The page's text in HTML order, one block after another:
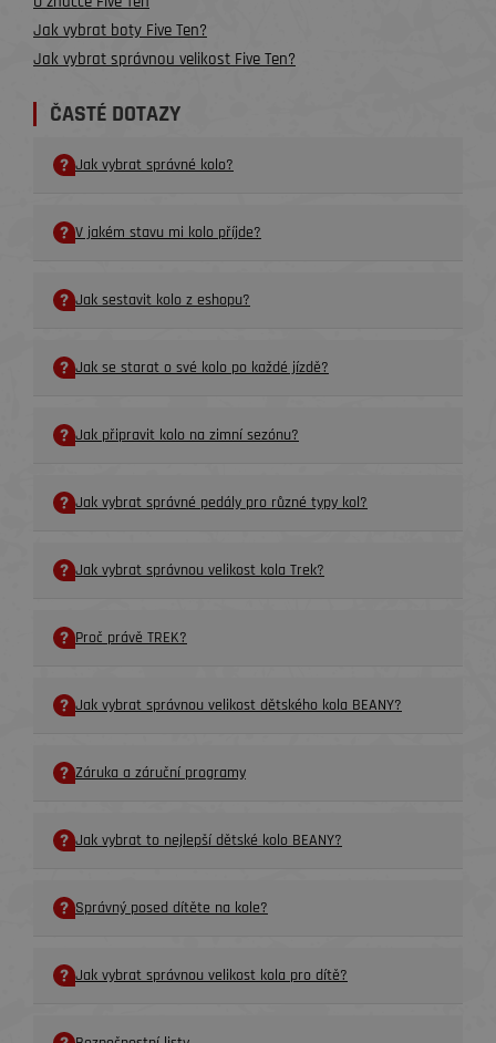
Jak vybrat boty Five Ten?
Jak vybrat správnou velikost Five Ten?
ČASTÉ DOTAZY
Jak vybrat správné kolo?
V jakém stavu mi kolo příjde?
Jak sestavit kolo z eshopu?
Jak se starat o své kolo po každé jízdě?
Jak připravit kolo na zimní sezónu?
Jak vybrat správné pedály pro různé typy kol?
Jak vybrat správnou velikost kola Trek?
Proč právě TREK?
Jak vybrat správnou velikost dětského kola BEANY?
Záruka a záruční programy
Jak vybrat to nejlepší dětské kolo BEANY?
Správný posed dítěte na kole?
Jak vybrat správnou velikost kola pro dítě?